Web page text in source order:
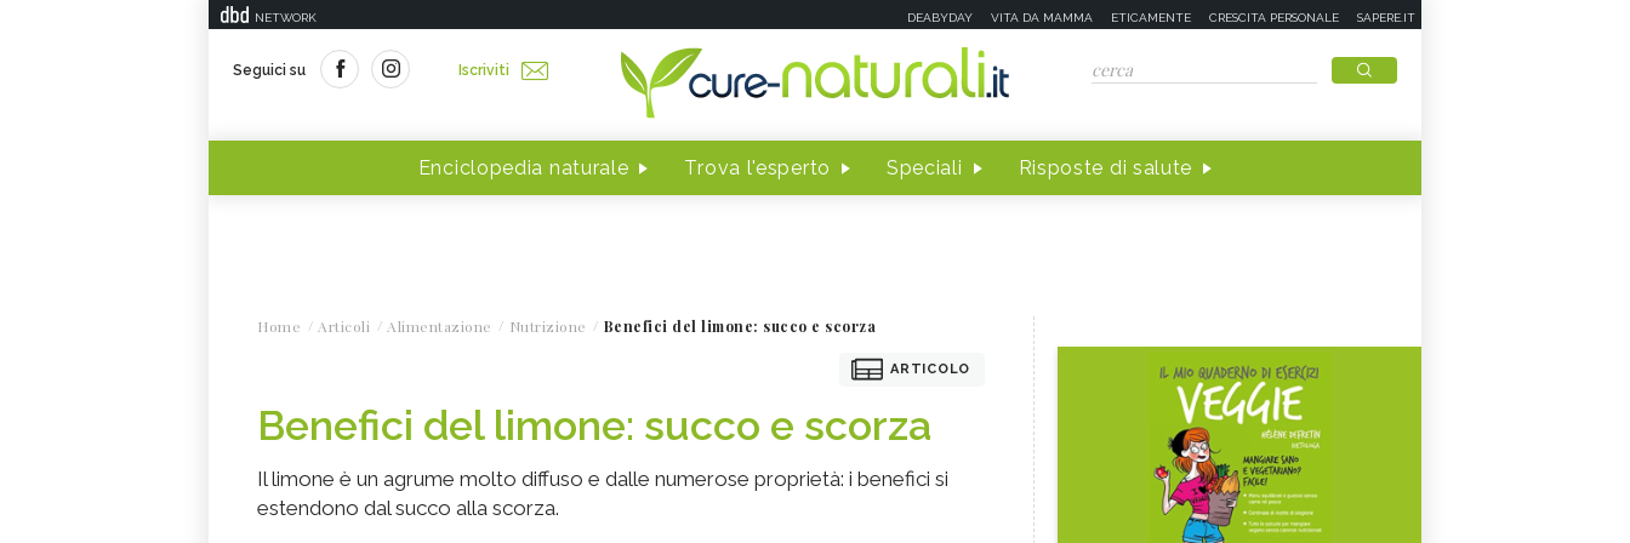
NETWORK DEABYDAY VITA DA MAMMA ETICAMENTE CRESCITA PERSONALE SAPERE.IT
Seguici su Iscriviti
Enciclopedia naturale Trova l'esperto Speciali Risposte di salute
Home Articoli Alimentazione Nutrizione Benefici del limone: succo e scorza
ARTICOLO
Benefici del limone: succo e scorza
Il limone è un agrume molto diffuso e dalle numerose proprietà: i benefici si
estendono dal succo alla scorza.